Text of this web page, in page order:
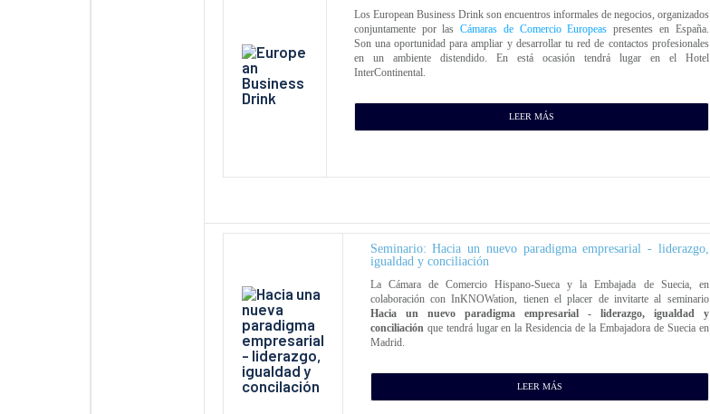
Los European Business Drink son encuentros informales de negocios, organizados
conjuntamente por lasCámaras de Comercio Europeas presentes en España.
Son una oportunidad para ampliar y desarrollar tu red de contactos profesionales
en un ambiente distendido. En está ocasión tendrá lugar en el Hotel
InterContinental.
LEER MÁS
Seminario: Hacia un nuevo paradigma empresarial - liderazgo,
igualdad y conciliación
La Cámara de Comercio Hispano-Sueca y la Embajada de Suecia, en
colaboración con InKNOWation, tienen el placer de invitarte al seminario
Hacia un nuevo paradigma empresarial - liderazgo, igualdad y
conciliación que tendrá lugar en la Residencia de la Embajadora de Suecia en
Madrid.
LEER MÁS